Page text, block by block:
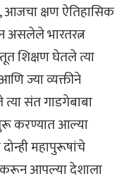
आजचा क्षण ऐतिहासिक
असलेले भारतरत्न
शिक्षण घेतले त्या
ज्या व्यक्तीने
संत गाडगेबाबा
करण्यात आल्या
महापुरूषांचे
करून आपल्या देशाला